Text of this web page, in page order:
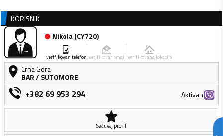
KORISNIK
Nikola(CY720)
verifikovan telefon verifikovan email verifikovana lokacija
Crna Gora
BAR/ SUTOMORE
+382 69 953 294 Aktivan
Sačuvaj profil